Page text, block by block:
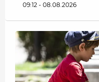
09:12 - 08.08.2026